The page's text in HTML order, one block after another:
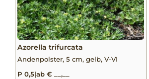
Azorella trifurcata
Andenpolster, 5 cm, gelb, V-VI
P 0,5|ab € __,__